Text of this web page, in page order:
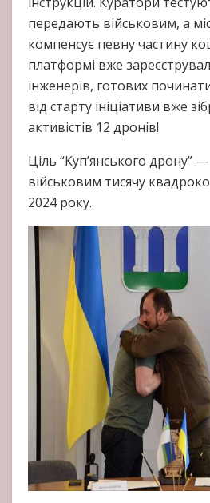
передають військовим, а
компенсує певну частину
платформі вже
інженерів, готових
від старту ініціативи вже
активістів 12 дронів!
Ціль “Куп’янського дрону”
військовим тисячу
2024 року.